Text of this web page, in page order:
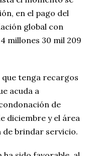
en el pago del
global con
millones 30 mil 209
tenga recargos
acuda a
de
diciembre y el área
de brindar servicio.